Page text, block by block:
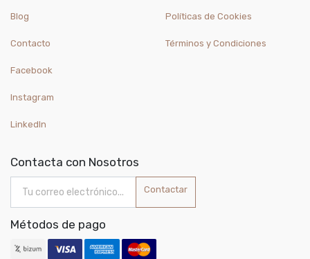
Blog
Contacto
Políticas de Cookies
Términos y Condiciones
Facebook
Instagram
LinkedIn
Contacta con Nosotros
Contactar
Métodos de pago